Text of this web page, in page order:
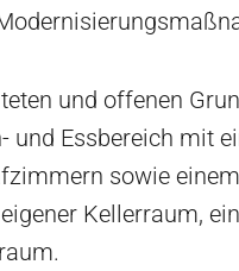
und offenen
und Essbereich mit
sowie
Kellerraum,